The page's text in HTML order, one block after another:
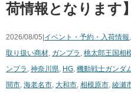
荷情報となります】
2026/08/05|イベント・予約・入荷情報
取り扱い商材 ガンプラ 桃太郎王国相
ンプラ 神奈川県 HG 機動戦士ガンダ
間市 海老名市 大和市 相模原市 綾瀬